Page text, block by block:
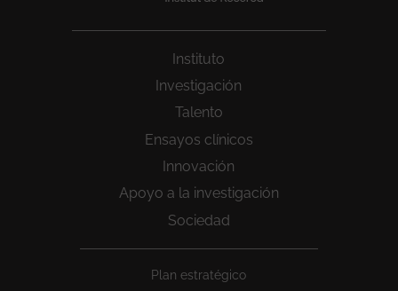
Instituto
Investigación
Talento
Ensayos clínicos
Innovación
Apoyo a la investigación
Sociedad
Plan estratégico